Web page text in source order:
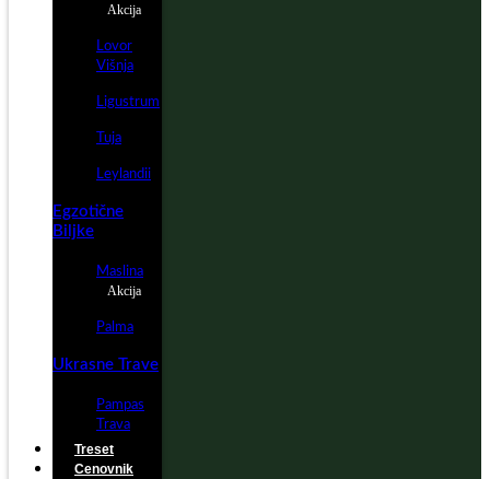
Akcija
Lovor
Višnja
Ligustrum
Tuja
Leylandii
Egzotične
Biljke
Maslina
Akcija
Palma
Ukrasne Trave
Pampas
Trava
Treset
Cenovnik